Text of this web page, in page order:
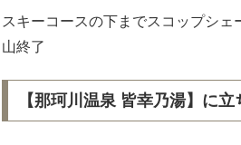
スキーコースの下までスコップシェ
山終了
【那珂川温泉 皆幸乃湯】に立